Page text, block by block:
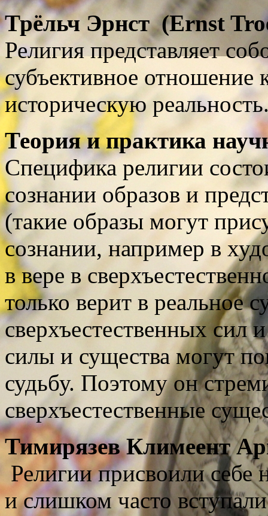
Трёльч Эрнст (Ernst
Религия представляет
субъективное отношение
историческую
Теория и практика
Специфика религии
сознании образов и
(такие образы могут
сознании, например в
в вере в
только верит в реальное
сверхъестественных сил
силы и существа могут
судьбу. Поэтому он
сверхъестественные
ТимирязевКлимеент
Религии присвоили себе
и слишком часто